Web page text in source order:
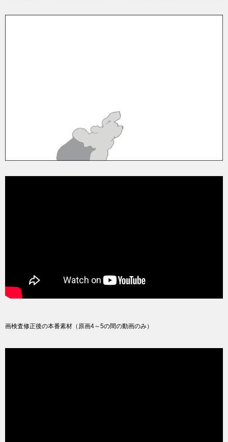
画検査修正後の本番素材（原画4～5の間の動画のみ）